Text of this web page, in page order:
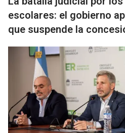
escolares: el gobierno
que suspende la